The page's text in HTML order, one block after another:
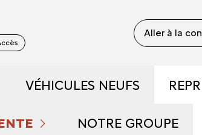
Aller à la
VÉHICULES NEUFS
DÉCOUVREZ NOTRE GAMME
NOTRE GROUPE